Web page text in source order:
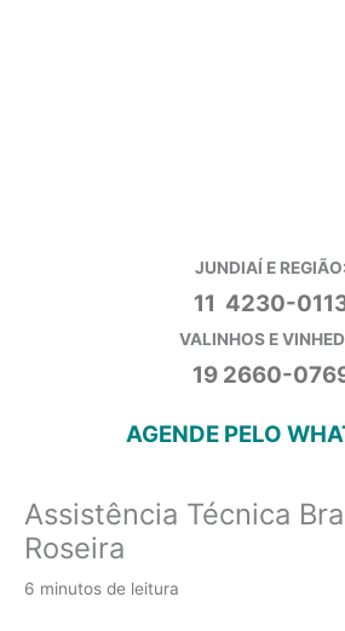
JUNDIAÍ E REGIÃO:
11 4230-
VALINHOS E
19 2660-
AGENDE PELO
Assistência Técnica
Roseira
6 minutos de leitura